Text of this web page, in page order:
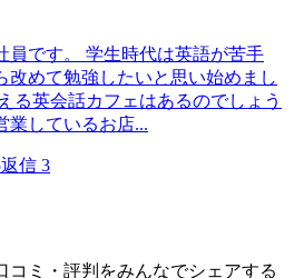
員です。 学生時代は英語が苦手
改めて勉強したいと思い始めまし
る英会話カフェはあるのでしょう
業しているお店...
返信 3
コミ・評判をみんなでシェアする